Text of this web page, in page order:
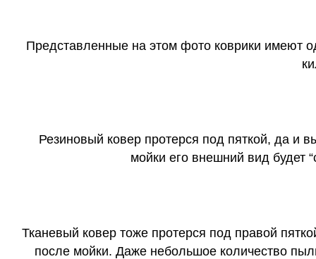
Представленные на этом фото коврики имеют
Резиновый ковер протерся под пяткой, да и
мойки его внешний вид будет
Тканевый ковер тоже протерся под правой
после мойки. Даже небольшое количество